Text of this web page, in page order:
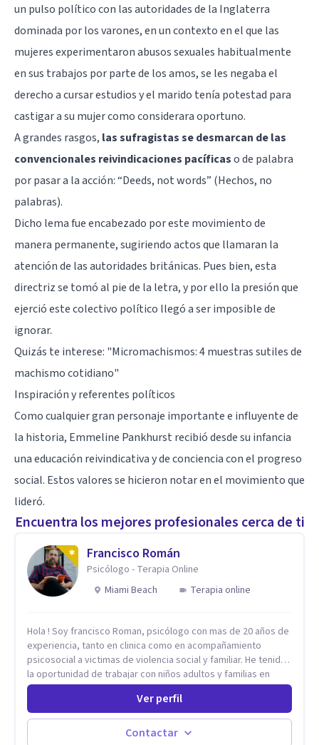
un pulso político con las autoridades de la Inglaterra
dominada por los varones, en un contexto en el que las
mujeres experimentaron abusos sexuales habitualmente
en sus trabajos por parte de los amos, se les negaba el
derecho a cursar estudios y el marido tenía potestad para
castigar a su mujer como considerara oportuno.
A grandes rasgos, las sufragistas se desmarcan de las
convencionales reivindicaciones pacíficaso de palabra
por pasar a la acción: “Deeds, not words” (Hechos, no
palabras).
Dicho lema fue encabezado por este movimiento de
manera permanente, sugiriendo actos que llamaran la
atención de las autoridades británicas. Pues bien, esta
directriz se tomó al pie de la letra, y por ello la presión que
ejerció este colectivo político llegó a ser imposible de
ignorar.
Quizás te interese: "Micromachismos: 4 muestras sutiles de
machismo cotidiano"
Inspiración y referentes políticos
Como cualquier gran personaje importante e influyente de
la historia, Emmeline Pankhurst recibió desde su infancia
una educación reivindicativa y de conciencia con el progreso
social. Estos valores se hicieron notar en el movimiento que
lideró.
Encuentra los mejores profesionales cerca de ti
Francisco Román
Psicólogo - Terapia Online
Miami Beach
Terapia online
Hola ! Soy francisco Roman, psicólogo con mas de 20 años de
experiencia, tanto en clinica como en acompañamiento
psicosocial a victimas de violencia social y familiar. He tenido
la oportunidad de trabajar con niños adultos y familias en
todos los espacios y esto me ha dado un una variedad de
aprendizajes que ahora pongo a tu disposicion. En la
actualidad puedo atenderte de manera presencial y/o virtual,
de lunes a sabado. el costo de cada sesión lo acordamos en
Ver perfil
Contactar